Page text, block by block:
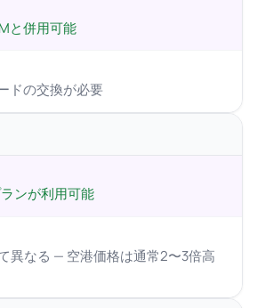
と併用可能
ドの交換が必要
ンが利用可能
異なる — 空港価格は通常2〜3倍高